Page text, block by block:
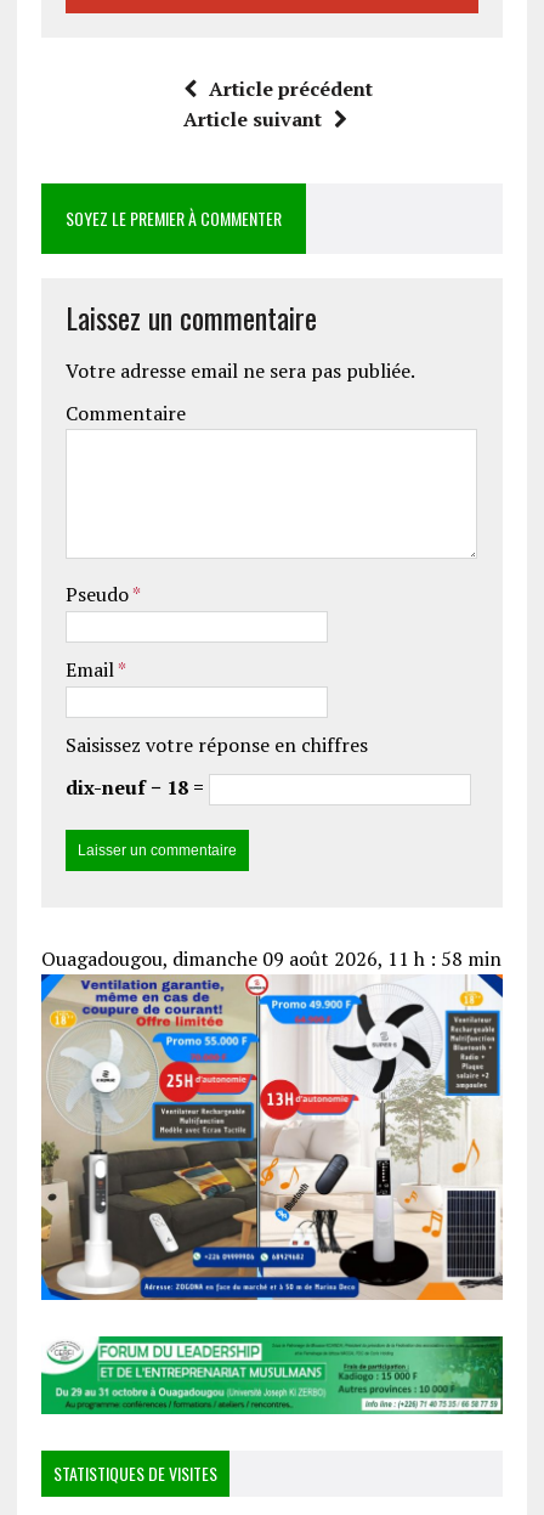
Article précédent
Article suivant
SOYEZ LE PREMIER À COMMENTER
Laissez un commentaire
Votre adresse email ne sera pas publiée.
Commentaire
Pseudo*
Email*
Saisissez votre réponse en chiffres
dix-neuf − 18 =
Ouagadougou, dimanche 09 août 2026, 11 h : 58 min
STATISTIQUES DE VISITES